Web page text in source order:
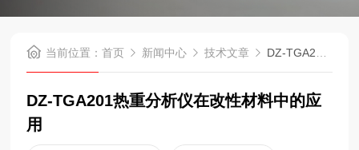
当前位置：首页 新闻中心 技术文章 DZ-TGA201热重分析仪在改性材料中的应用
DZ-TGA201热重分析仪在改性材料中的应
用